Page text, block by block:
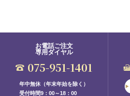
お電話ご注文
専用ダイヤル
075-951-1401
年中無休（年末年始を除く）
受付時間9：00～18：00